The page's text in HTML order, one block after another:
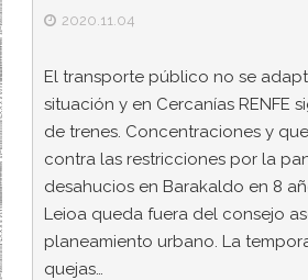
2020.11.04
El transporte público no se
situación y en Cercanías RENFE
de trenes. Concentraciones y
contra las restricciones por la
desahucios en Barakaldo en 8
Leioa queda fuera del consejo
planeamiento urbano. La
quejas…